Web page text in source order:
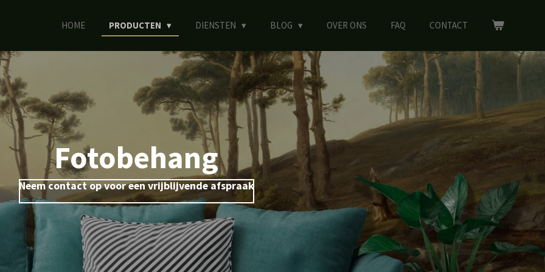
HOME PRODUCTEN DIENSTEN BLOG OVER ONS FAQ CONTACT
Fotobehang
Neem contact op voor een vrijblijvende afspraak